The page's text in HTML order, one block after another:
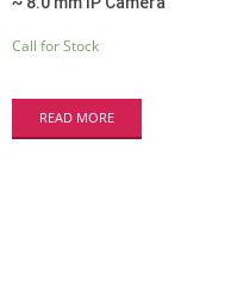
Call for Stock
READ MORE